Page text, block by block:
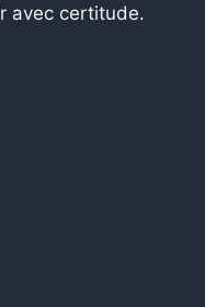
avec certitude.